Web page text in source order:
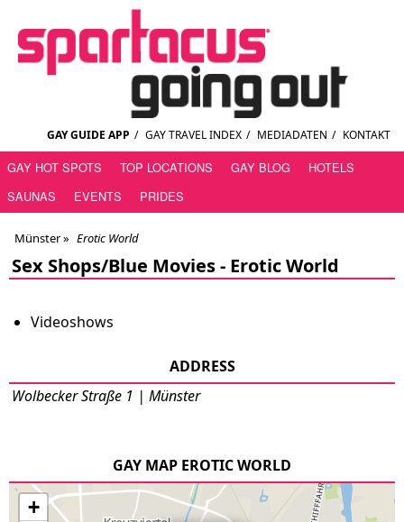
GAY GUIDE APP / GAY TRAVEL INDEX / MEDIADATEN / KONTAKT
GAY HOT SPOTS TOP LOCATIONS GAY BLOG
HOTELS
SAUNAS
EVENTS PRIDES
Münster» Erotic World
Sex Shops/Blue Movies - Erotic World
Videoshows
ADDRESS
Wolbecker Straße 1 | Münster
GAY MAP EROTIC WORLD
+